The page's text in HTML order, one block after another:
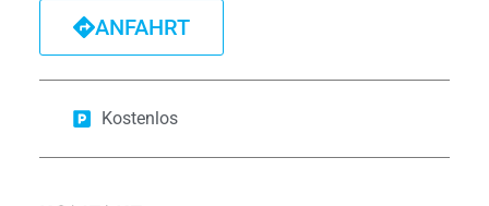
ANFAHRT
Kostenlos